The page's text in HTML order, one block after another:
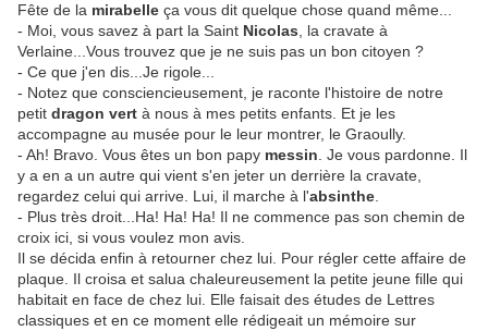
Fête de la mirabelle ça vous dit quelque chose quand même...
- Moi, vous savez à part la Saint Nicolas , la cravate à
Verlaine...Vous trouvez que je ne suis pas un bon citoyen ?
- Ce que j'en dis...Je rigole...
- Notez que consciencieusement, je raconte l'histoire de notre
petit dragon vert à nous à mes petits enfants. Et je les
accompagne au musée pour le leur montrer, le Graoully.
- Ah! Bravo. Vous êtes un bon papy messin . Je vous pardonne. Il
y a en a un autre qui vient s'en jeter un derrière la cravate,
regardez celui qui arrive. Lui, il marche à l'absinthe
- Plus très droit...Ha! Ha! Ha! Il ne commence pas son chemin de
croix ici, si vous voulez mon avis.
Il se décida enfin à retourner chez lui. Pour régler cette affaire de
plaque. Il croisa et salua chaleureusement la petite jeune fille qui
habitait en face de chez lui. Elle faisait des études de Lettres
classiques et en ce moment elle rédigeait un mémoire sur